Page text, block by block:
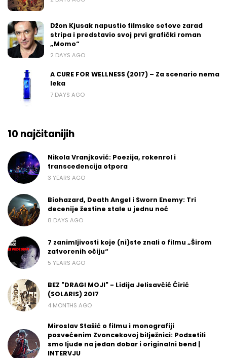
Džon Kjusak napustio filmske setove zarad
stripa i predstavio svoj prvi grafički roman
„Momo“
2 DAYS AGO
A CURE FOR WELLNESS (2017) – Za scenario nema
leka
7 DAYS AGO
10 najčitanijih
Nikola Vranjković: Poezija, rokenrol i
transcedencija otpora
3 YEARS AGO
Biohazard, Death Angel i Sworn Enemy: Tri
decenije žestine stale u jednu noć
8 DAYS AGO
7 zanimljivosti koje (ni)ste znali o filmu „Širom
zatvorenih očiju“
5 YEARS AGO
BEZ "DRAGI MOJI" - Lidija Jelisavčić Ćirić
(SOLARIS) 2017
4 MONTHS AGO
Miroslav Stašić o filmu i monografiji
posvećenim Zvoncekovoj bilježnici: Podsetili
smo ljude na jedan dobar i originalni bend |
INTERVJU